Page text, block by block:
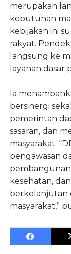
merupakan
kebutuhan
kebijakan ini
rakyat.
langsung ke
layanan dasar
Ia
bersinergi
pemerintah
sasaran, dan
masyarakat.
pengawasan
kesehatan,
berkelanjutan
masyarakat,”